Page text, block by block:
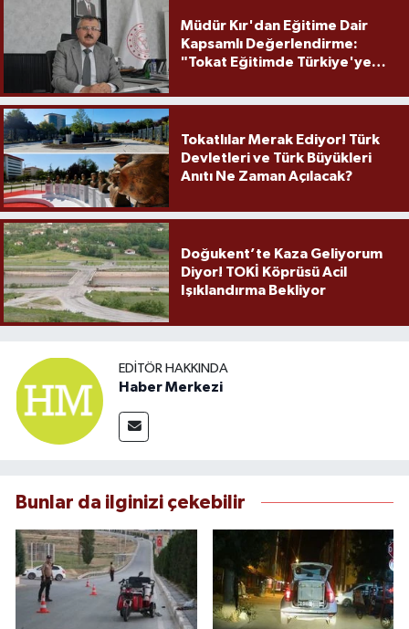
Müdür Kır'dan Eğitime Dair
Kapsamlı Değerlendirme:
"Tokat Eğitimde Türkiye'ye
Tokatlılar Merak Ediyor! Türk
Devletleri ve Türk Büyükleri
Anıtı Ne Zaman Açılacak?
Doğukent’te Kaza Geliyorum
Diyor! TOKİ Köprüsü Acil
Işıklandırma Bekliyor
EDITÖR HAKKINDA
Haber Merkezi
Bunlar da ilginizi çekebilir